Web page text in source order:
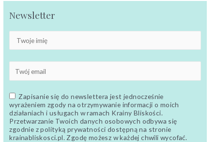
Newsletter
Zapisanie się do newslettera jest jednocześnie
wyrażeniem zgody na otrzymywanie informacji o moich
działaniach i usługach w ramach Krainy Bliskości.
Przetwarzanie Twoich danych osobowych odbywa się
zgodnie z polityką prywatności dostępną na stronie
krainabliskosci.pl. Zgodę możesz w każdej chwili wycofać.